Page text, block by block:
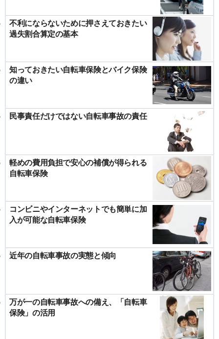
不利にならないために押さえておきたい
過失割合算定の基本
知っておきたい自転車保険とバイク保険
の違い
民事責任だけではない自転車事故の責任
軽めの費用負担で安心の補償が得られる
自転車保険
コンビニやインターネットでも簡単に加
入が可能な自転車保険
近年の自転車事故の実態と傾向
万が一の自転車事故への備え、「自転車
保険」の活用